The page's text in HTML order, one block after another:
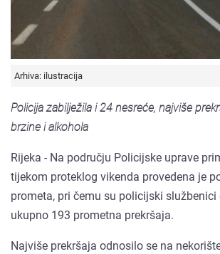
Arhiva: ilustracija
Policija zabilježila i 24 nesreće, najviše
brzine i alkohola
Rijeka - Na području Policijske uprave
tijekom proteklog vikenda provedena je
prometa, pri čemu su policijski službenici
ukupno 193 prometna prekršaja.
Najviše prekršaja odnosilo se na